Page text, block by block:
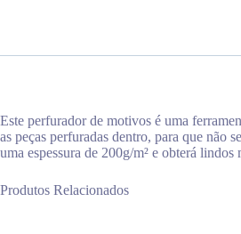
Este perfurador de motivos é uma
as peças perfuradas dentro, para que não
uma espessura de 200g/m² e obterá
Produtos Relacionados